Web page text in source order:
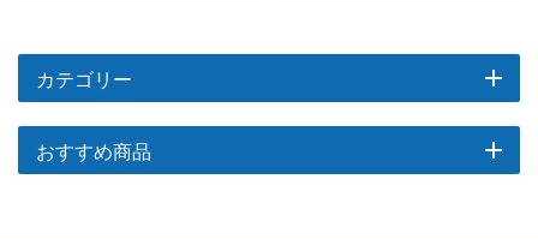
カテゴリー
おすすめ商品